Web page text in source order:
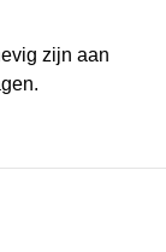
zijn aan